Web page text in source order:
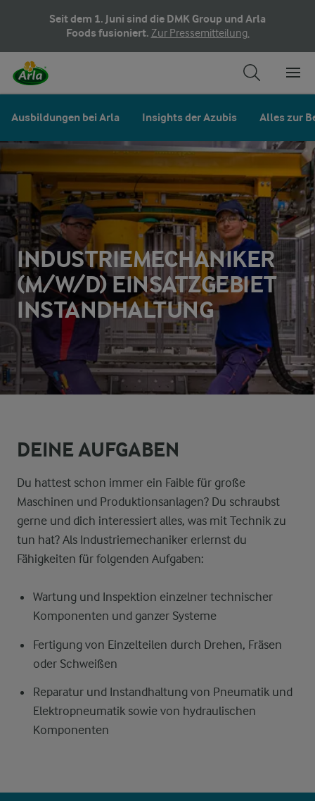
Seit dem 1. Juni sind die DMK Group und Arla
Foods fusioniert. Zur Pressemitteilung.
INDUSTRIEMECHANIKER
(M/W/D) EINSATZGEBIET
INSTANDHALTUNG
Ausbildungen bei Arla Insights der Azubis Alles zur
DEINE AUFGABEN
Du hattest schon immer ein Faible für große
Maschinen und Produktionsanlagen? Du schraubst
gerne und dich interessiert alles, was mit Technik zu
tun hat? Als Industriemechaniker erlernst du
Fähigkeiten für folgenden Aufgaben:
Wartung und Inspektion einzelner technischer
Komponenten und ganzer Systeme
Fertigung von Einzelteilen durch Drehen, Fräsen
oder Schweißen
Reparatur und Instandhaltung von Pneumatik und
Elektropneumatik sowie von hydraulischen
Komponenten